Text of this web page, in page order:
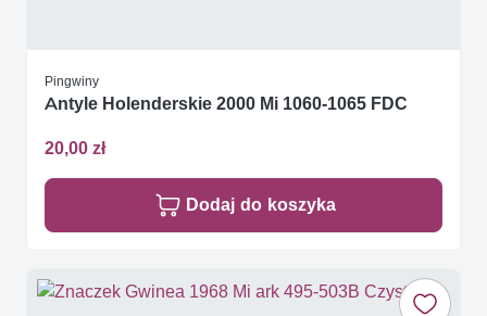
Pingwiny
Antyle Holenderskie 2000 Mi 1060-1065 FDC
20,00 zł
Dodaj do koszyka